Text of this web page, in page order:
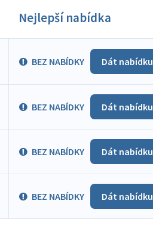
Nejlepší nabídka
BEZ NABÍDKY Dát nabídku
BEZ NABÍDKY Dát nabídku
BEZ NABÍDKY Dát nabídku
BEZ NABÍDKY Dát nabídku